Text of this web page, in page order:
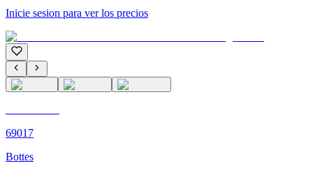
Inicie sesion para ver los precios
69017
Bottes